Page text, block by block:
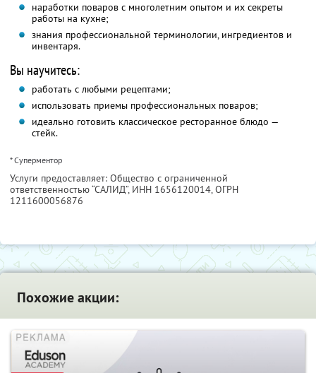
наработки поваров с многолетним опытом и их секреты
работы на кухне;
знания профессиональной терминологии, ингредиентов и
инвентаря.
Вы научитесь:
работать с любыми рецептами;
использовать приемы профессиональных поваров;
идеально готовить классическое ресторанное блюдо —
стейк.
* Суперментор
Услуги предоставляет: Общество с ограниченной
ответственностью “САЛИД”, ИНН 1656120014, ОГРН
1211600056876
Похожие акции: